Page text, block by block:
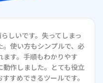
しいです。失ってしまっ
使い方もシンプルで、必
す。手順もわかりやす
作しました。とても役立
すめできるツールです。